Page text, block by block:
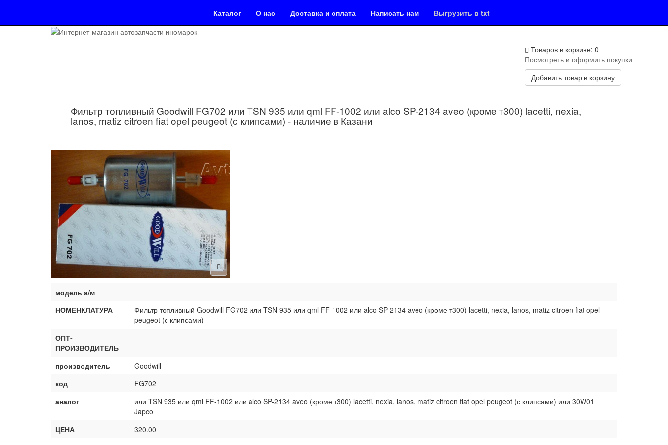
Каталог О нас Доставка и оплата Написать нам Выгрузить в txt
Товаров в корзине: 0
Посмотреть и оформить покупки
Добавить товар в корзину
Фильтр топливный Goodwill FG702 или TSN 935 или qml FF-1002 или alco SP-2134 aveo (кроме т300) lacetti, nexia,
lanos, matiz citroen fiat opel peugeot (с клипсами) - наличие в Казани
модель а/м
НОМЕНКЛАТУРА
Фильтр топливный Goodwill FG702 или TSN 935 или qml FF-1002 или alco SP-2134 aveo (кроме т300) lacetti, nexia, lanos, matiz citroen fiat opel
peugeot (с клипсами)
ОПТ-
ПРОИЗВОДИТЕЛЬ
производитель
Goodwill
код
FG702
аналог
или TSN 935 или qml FF-1002 или alco SP-2134 aveo (кроме т300) lacetti, nexia, lanos, matiz citroen fiat opel peugeot (с клипсами) или 30W01
Japco
ЦЕНА
320.00